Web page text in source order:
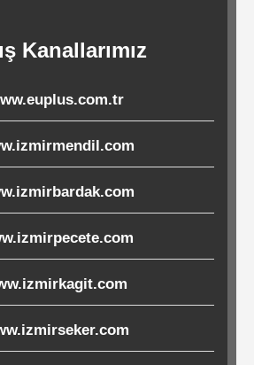
Kanallarımız